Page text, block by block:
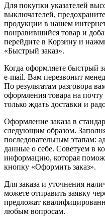
Для покупки указателей
выключателей,
продукции в нашем
понравившийся товар и
перейдите в Корзину и
«Быстрый заказ».
Когда оформляете быстрый
e-mail. Вам перезвонит
По результатам разговора
оформления товара на
только ждать доставки и
Оформление заказа в
следующим образом.
последовательным этапам:
данные о себе. Советуем в
информацию, которая
кнопку «Оформить заказ».
Для заказа и уточнения
можете отправить заявку
предложат
любым вопросам.